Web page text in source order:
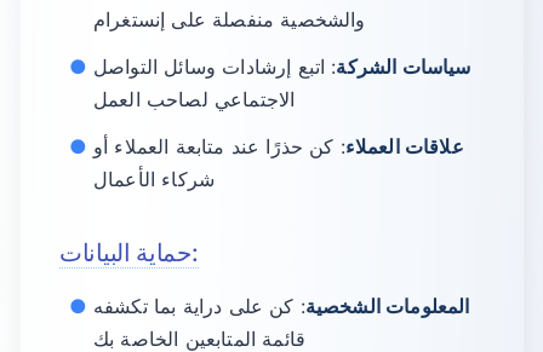
والشخصية منفصلة على إنستغرام
سياسات الشركة: اتبع إرشادات وسائل التواصل
الاجتماعي لصاحب العمل
علاقات العملاء: كن حذرًا عند متابعة العملاء أو
شركاء الأعمال
حماية البيانات:
المعلومات الشخصية: كن على دراية بما تكشفه
قائمة المتابعين الخاصة بك